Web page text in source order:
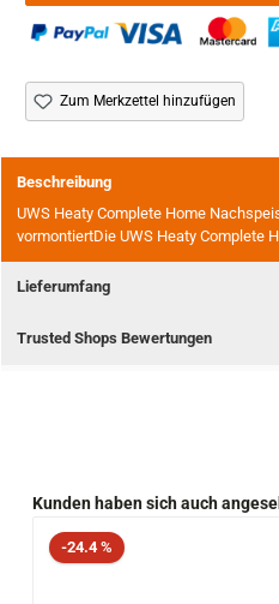
Zum Merkzettel hinzufügen
Beschreibung
UWS Heaty Complete Home
vormontiertDie UWS Heaty Complete
Lieferumfang
Trusted Shops Bewertungen
Produktgalerie überspringen
Kunden haben sich auch
Rabatt
-24.4 %